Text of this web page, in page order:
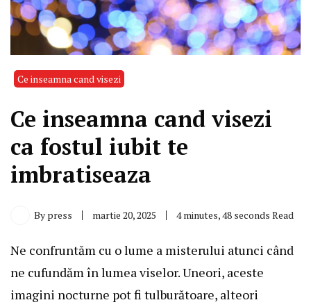
Ce inseamna cand visezi
Ce inseamna cand visezi
ca fostul iubit te
imbratiseaza
By press martie 20, 2025 4 minutes, 48 seconds Read
Ne confruntăm cu o lume a misterului atunci când
ne cufundăm în lumea viselor. Uneori, aceste
imagini nocturne pot fi tulburătoare, alteori